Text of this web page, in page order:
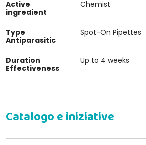
Active
ingredient
Chemist
Type
Antiparasitic
Spot-On Pipettes
Duration
Effectiveness
Up to 4 weeks